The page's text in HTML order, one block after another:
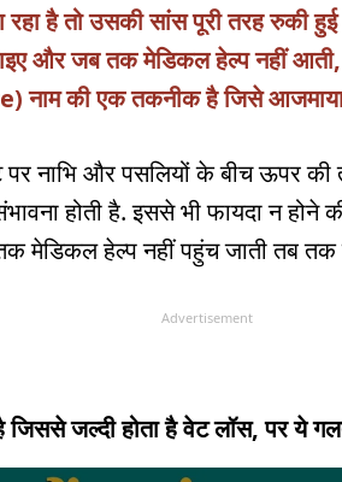
रहा है तो उसकी सांस पूरी तरह
और जब तक मेडिकल हेल्प नहीं
की एक तकनीक है जिसे आजमाया
पर नाभि और पसलियों के बीच ऊपर
होती है. इससे भी फायदा न होने
मेडिकल हेल्प नहीं पहुंच जाती तब
Advertisement
जिससे जल्दी होता है वेट लॉस, पर ये